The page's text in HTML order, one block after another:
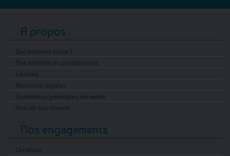
A propos
Qui sommes-nous ?
Nos artisans et producteurs
Cookies
Mentions légales
Conditions générales de vente
Avis de nos clients
Nos engagements
Livraison